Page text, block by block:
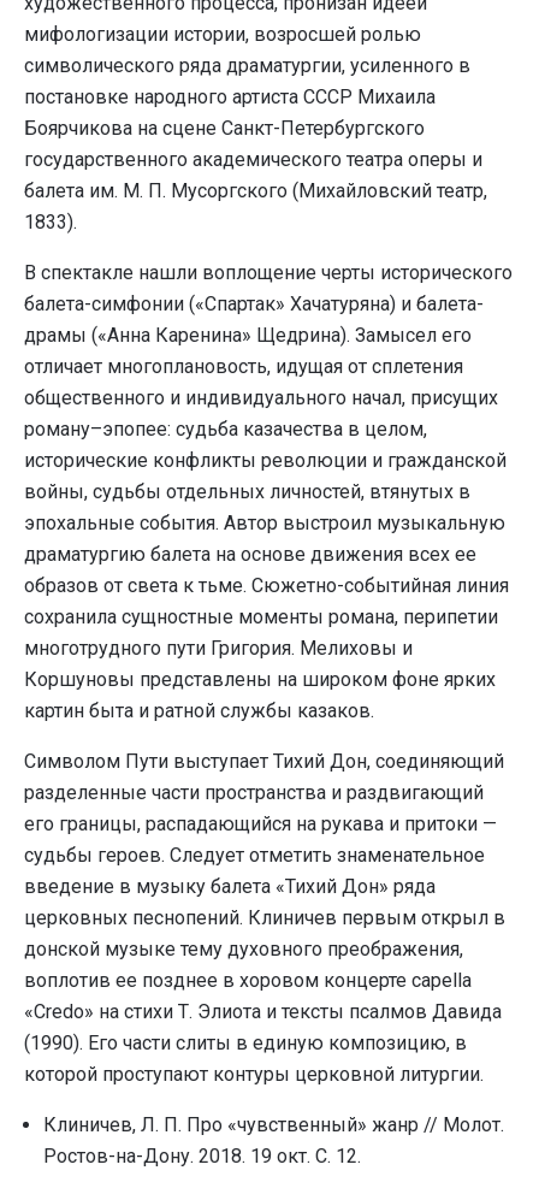
мифологизации истории, возросшей ролью
символического ряда драматургии, усиленного в
постановке народного артиста СССР Михаила
Боярчикова на сцене Санкт-Петербургского
государственного академического театра оперы и
балета им. М. П. Мусоргского (Михайловский театр,
1833).
В спектакле нашли воплощение черты исторического
балета-симфонии («Спартак» Хачатуряна) и балета-
драмы («Анна Каренина» Щедрина). Замысел его
отличает многоплановость, идущая от сплетения
общественного и индивидуального начал, присущих
роману–эпопее: судьба казачества в целом,
исторические конфликты революции и гражданской
войны, судьбы отдельных личностей, втянутых в
эпохальные события. Автор выстроил музыкальную
драматургию балета на основе движения всех ее
образов от света к тьме. Сюжетно-событийная линия
сохранила сущностные моменты романа, перипетии
многотрудного пути Григория. Мелиховы и
Коршуновы представлены на широком фоне ярких
картин быта и ратной службы казаков.
Символом Пути выступает Тихий Дон, соединяющий
разделенные части пространства и раздвигающий
его границы, распадающийся на рукава и притоки —
судьбы героев. Следует отметить знаменательное
введение в музыку балета «Тихий Дон» ряда
церковных песнопений. Клиничев первым открыл в
донской музыке тему духовного преображения,
воплотив ее позднее в хоровом концерте capella
«Credo» на стихи Т. Элиота и тексты псалмов Давида
(1990). Его части слиты в единую композицию, в
которой проступают контуры церковной литургии.
Клиничев, Л. П. Про «чувственный» жанр // Молот.
Ростов-на-Дону. 2018. 19 окт. С. 12.